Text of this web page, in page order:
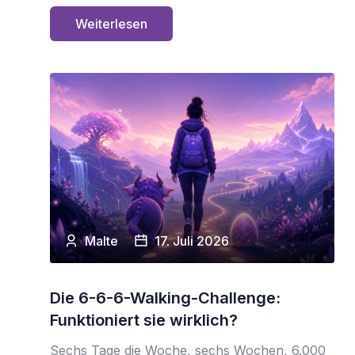
Weiterlesen
Malte 17. Juli 2026
Die 6-6-6-Walking-Challenge:
Funktioniert sie wirklich?
Sechs Tage die Woche, sechs Wochen, 6.000